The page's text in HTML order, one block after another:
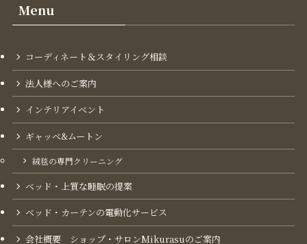
Menu
コーディネート＆スタイリング​相談
法人様へのご案内
インテリアイベント
ギャッベ&ムートン
絨毯の専門クリーニング
ベッド・上質な睡眠の提案
ベッド・カーテンの電動化サービス
会社概要 ショップ・サロンMikurasuのご案内​